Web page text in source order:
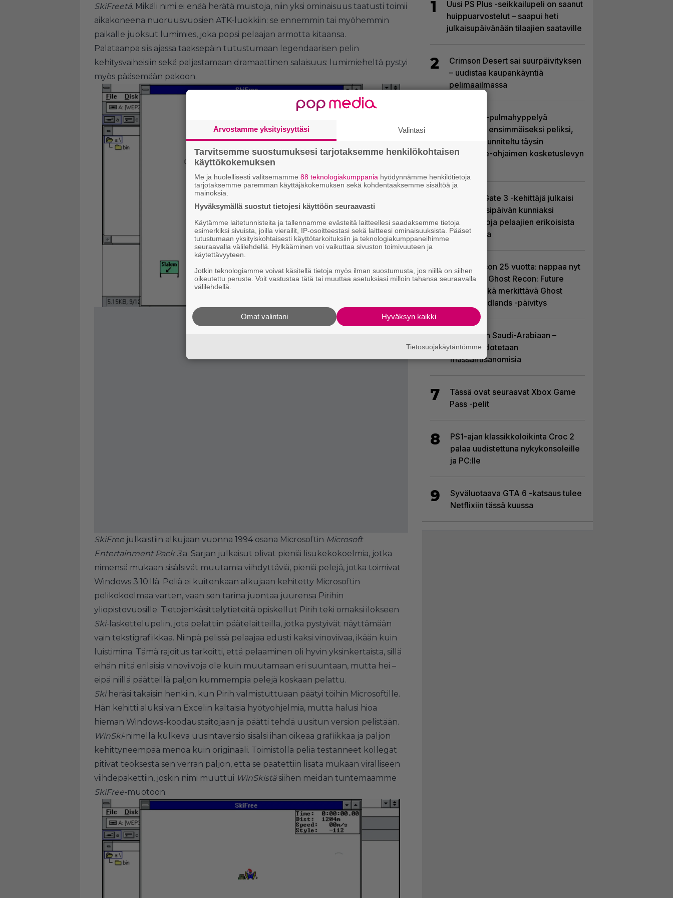
SkiFreetä. Mikäli nimi ei enää herätä muistoja, niin yksi ominaisuus taatusti toimii
aikakoneena nuoruusvuosien ATK-luokkiin: se ennemmin tai myöhemmin
paikalle juoksut lumimies, joka popsi pelaajan armotta kitaansa.
Palataanpa siis ajassa taaksepäin tutustumaan legendaarisen pelin
kehitysvaiheisiin sekä paljastamaan dramaattinen salaisuus: lumimieheltä pystyi
myös pääsemään pakoon.
SkiFree julkaistiin alkujaan vuonna 1994 osana Microsoftin Microsoft
Entertainment Pack 3:a. Sarjan julkaisut olivat pieniä lisukekokoelmia, jotka
nimensä mukaan sisälsivät muutamia viihdyttäviä, pieniä pelejä, jotka toimivat
Windows 3.10:llä. Peliä ei kuitenkaan alkujaan kehitetty Microsoftin
pelikokoelmaa varten, vaan sen tarina juontaa juurensa Pirihin
yliopistovuosille. Tietojenkäsittelytieteitä opiskellut Pirih teki omaksi ilokseen
Ski-laskettelupelin, jota pelattiin päätelaitteilla, jotka pystyivät näyttämään
vain tekstigrafiikkaa. Niinpä pelissä pelaajaa edusti kaksi vinoviivaa, ikään kuin
luistimina. Tämä rajoitus tarkoitti, että pelaaminen oli hyvin yksinkertaista, sillä
eihän niitä erilaisia vinoviivoja ole kuin muutamaan eri suuntaan, mutta hei –
eipä niillä päätteillä paljon kummempia pelejä koskaan pelattu.
Ski heräsi takaisin henkiin, kun Pirih valmistuttuaan päätyi töihin Microsoftille.
Hän kehitti aluksi vain Excelin kaltaisia hyötyohjelmia, mutta halusi hioa
hieman Windows-koodaustaitojaan ja päätti tehdä uusitun version pelistään.
WinSki-nimellä kulkeva uusintaversio sisälsi ihan oikeaa grafiikkaa ja paljon
kehittyneempää menoa kuin originaali. Toimistolla peliä testanneet kollegat
pitivät teoksesta sen verran paljon, että se päätettiin lisätä mukaan viralliseen
viihdepakettiin, joskin nimi muuttui WinSkistä siihen meidän tuntemaamme
SkiFree-muotoon.
1
Uusi PS Plus -seikkailupeli on saanut
huippuarvostelut – saapui heti
julkaisupäivänään tilaajien saataville
2
Crimson Desert sai suurpäivityksen
– uudistaa kaupankäyntiä
pelimaailmassa
Uutta PS5-pulmahyppelyä
kuvaillaan ensimmäiseksi peliksi,
joka on suunniteltu täysin
DualSense-ohjaimen kosketuslevyn
Baldur’s Gate 3 -kehittäjä julkaisi
pelin vuosipäivän kunniaksi
tilastotietoja pelaajien erikoisista
valinnoista
5
Ghost Recon 25 vuotta: nappaa nyt
ilmaiseksi Ghost Recon: Future
Soldier sekä merkittävä Ghost
Recon Wildlands -päivitys
EA myytiin Saudi-Arabiaan –
yhtiöltä odotetaan
massairtisanomisia
7
Tässä ovat seuraavat Xbox Game
Pass -pelit
8
PS1-ajan klassikkoloikinta Croc 2
palaa uudistettuna nykykonsoleille
ja PC:lle
9
Syväluotaava GTA 6 -katsaus tulee
Netflixiin tässä kuussa
Arvostamme yksityisyyttäsi Valintasi
Tarvitsemme suostumuksesi tarjotaksemme henkilökohtaisen
käyttökokemuksen
Me ja huolellisesti valitsemamme 88 teknologiakumppania hyödynnämme henkilötietoja
tarjotaksemme paremman käyttäjäkokemuksen sekä kohdentaaksemme sisältöä ja
mainoksia.
Hyväksymällä suostut tietojesi käyttöön seuraavasti
Käytämme laitetunnisteita ja tallennamme evästeitä laitteellesi saadaksemme tietoja
esimerkiksi sivuista, joilla vierailit, IP-osoitteestasi sekä laitteesi ominaisuuksista. Pääset
tutustumaan yksityiskohtaisesti käyttötarkoituksiin ja teknologiakumppaneihimme
seuraavalla välilehdellä. Hylkääminen voi vaikuttaa sivuston toimivuuteen ja
käytettävyyteen.
Jotkin teknologiamme voivat käsitellä tietoja myös ilman suostumusta, jos niillä on siihen
oikeutettu peruste. Voit vastustaa tätä tai muuttaa asetuksiasi milloin tahansa seuraavalla
välilehdellä.
Hyväksyn kaikki
Omat valintani
Tietosuojakäytäntömme